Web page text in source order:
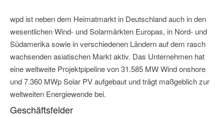
wpd ist neben dem Heimatmarkt in Deutschland auch in den
wesentlichen Wind- und Solarmärkten Europas, in Nord- und
Südamerika sowie in verschiedenen Ländern auf dem rasch
wachsenden asiatischen Markt aktiv. Das Unternehmen hat
eine weltweite Projektpipeline von 31.585 MW Wind onshore
und 7.360 MWp Solar PV aufgebaut und trägt maßgeblich zur
weltweiten Energiewende bei.
Geschäftsfelder